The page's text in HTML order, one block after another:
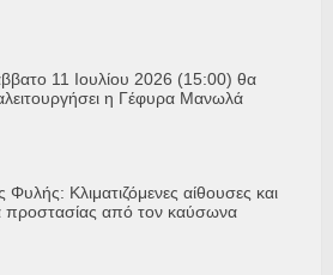
11 Ιουλίου 2026 (15:00) θα
η Γέφυρα Μανωλά
Φυλής: Κλιματιζόμενες αίθουσες και
προστασίας από τον καύσωνα